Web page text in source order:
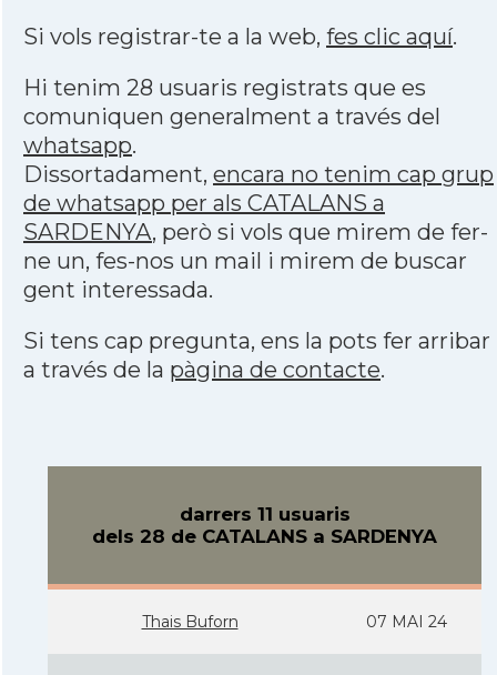
Si vols registrar-te a la web, fes clic aquí.
Hi tenim 28 usuaris registrats que es
comuniquen generalment a través del
whatsapp.
Dissortadament, encara no tenim cap grup
de whatsapp per als CATALANS a
SARDENYA, però si vols que mirem de fer-
ne un, fes-nos un mail i mirem de buscar
gent interessada.
Si tens cap pregunta, ens la pots fer arribar
a través de la pàgina de contacte.
darrers 11 usuaris
dels 28 de CATALANS a SARDENYA
Thais Buforn 07 MAI 24